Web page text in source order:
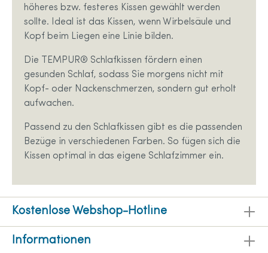
höheres bzw. festeres Kissen gewählt werden
sollte. Ideal ist das Kissen, wenn Wirbelsäule und
Kopf beim Liegen eine Linie bilden.
Die TEMPUR® Schlafkissen fördern einen
gesunden Schlaf, sodass Sie morgens nicht mit
Kopf- oder Nackenschmerzen, sondern gut erholt
aufwachen.
Passend zu den Schlafkissen gibt es die passenden
Bezüge in verschiedenen Farben. So fügen sich die
Kissen optimal in das eigene Schlafzimmer ein.
Kostenlose Webshop-Hotline
Informationen